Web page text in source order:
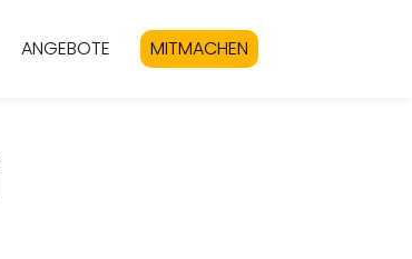
ANGEBOTE MITMACHEN